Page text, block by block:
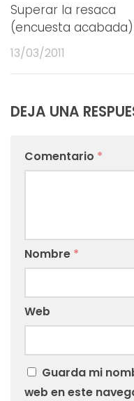
Superar la resaca
(encuesta acabada)
13/03/2011
DEJA UNA
Comentario *
Nombre *
Web
Guarda mi
web en este